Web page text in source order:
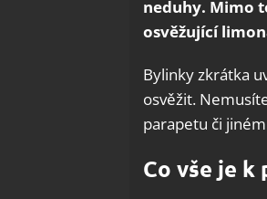
neduhy. Mimo
osvěžující
Bylinky zkrátka
osvěžit.
parapetu či
Co vše je k